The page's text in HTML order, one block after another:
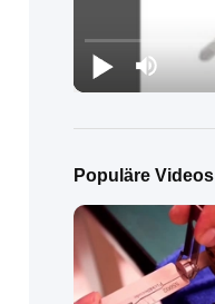
Populäre Videos